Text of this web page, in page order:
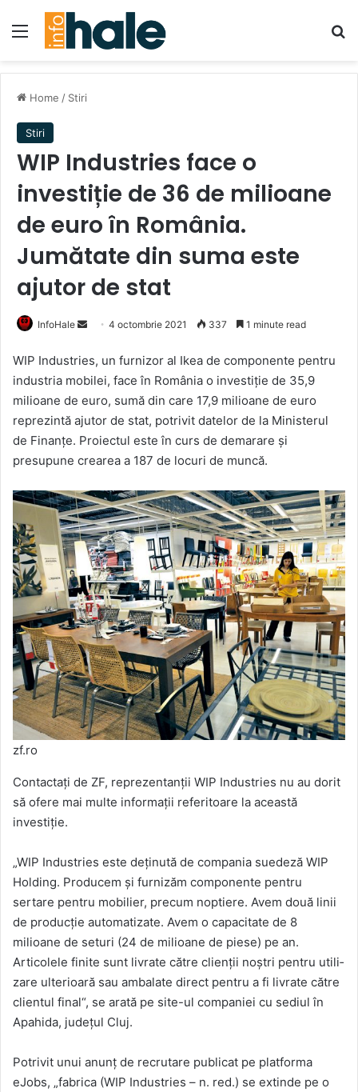
Menu
Home / Stiri
Stiri
WIP Industries face o
investiție de 36 de milioane
de euro în România.
Jumătate din suma este
ajutor de stat
InfoHale
Send
email
4 octombrie 2021 337 1 minute read
WIP Industries, un furnizor al Ikea de componente pentru
industria mobilei, face în România o investiţie de 35,9
milioane de euro, sumă din care 17,9 milioane de euro
reprezintă ajutor de stat, potrivit datelor de la Ministerul
de Finanţe. Proiectul este în curs de demarare şi
presupune crearea a 187 de locuri de muncă.
zf.ro
Contactaţi de ZF, reprezentanţii WIP Industries nu au dorit
să ofere mai multe informaţii referitoare la această
investiţie.
„WIP Industries este deţinută de compania suedeză WIP
Holding. Producem şi furnizăm componente pentru
sertare pentru mobilier, precum noptiere. Avem do­uă linii
de producţie auto­matizate. Avem o capacitate de 8
milioane de seturi (24 de milioane de piese) pe an.
Articolele finite sunt livrate către clienţii noştri pentru utili­
zare ulterioară sau amba­late direct pentru a fi livrate către
clientul final“, se arată pe site-ul compa­niei cu sediul în
Apahida, judeţul Cluj.
Potrivit unui anunţ de recrutare publicat pe platforma
eJobs, „fabrica (WIP Industries – n. red.) se extinde pe o